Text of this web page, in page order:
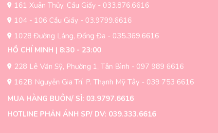
161 Xuân Thủy, Cầu Giấy - 033.876.6616
104 - 106 Cầu Giấy - 03.9799.6616
1028 Đường Láng, Đống Đa - 035.369.6616
HỒ CHÍ MINH | 8:30 - 23:00
228 Lê Văn Sỹ, Phường 1, Tân Bình - 097 989 6616
162B Nguyễn Gia Trí, P. Thạnh Mỹ Tây - 039 753 6616
MUA HÀNG BUÔN/ SỈ: 03.9797.6616
HOTLINE PHẢN ÁNH SP/ DV: 039.333.6616